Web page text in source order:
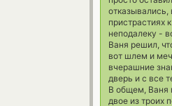
отказывались,
пристрастиях
неподалеку -
Ваня решил,
вот шлем и
вчерашние
дверь и с все
В общем, Ваня
двое из троих